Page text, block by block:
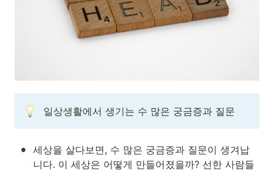
일상생활에서 생기는 수 많은 궁금증과 질문
• 세상을 살다보면, 수 많은 궁금증과 질문이 생겨납
니다. 이 세상은 어떻게 만들어졌을까? 선한 사람들